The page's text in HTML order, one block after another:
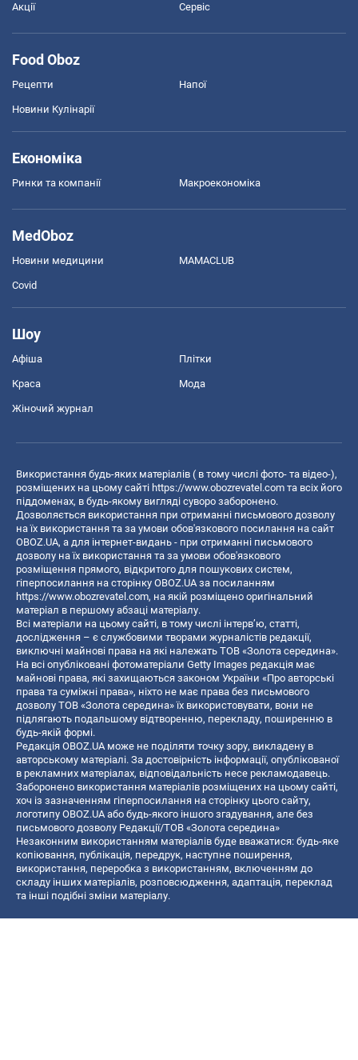
Акції Сервіс
Food Oboz
Рецепти Напої
Новини Кулінарії
Економіка
Ринки та компанії Макроекономіка
MedOboz
Новини медицини MAMACLUB
Covid
Шоу
Афіша Плітки
Краса Мода
Жіночий журнал
Використання будь-яких матеріалів ( в тому числі фото- та відео-),
розміщених на цьому сайті https://www.obozrevatel.com та всіх його
піддоменах, в будь-якому вигляді суворо заборонено.
Дозволяється використання при отриманні письмового дозволу
на їх використання та за умови обов'язкового посилання на сайт
OBOZ.UA, а для інтернет-видань - при отриманні письмового
дозволу на їх використання та за умови обов'язкового
розміщення прямого, відкритого для пошукових систем,
гіперпосилання на сторінку OBOZ.UA за посиланням
https://www.obozrevatel.com, на якій розміщено оригінальний
матеріал в першому абзаці матеріалу.
Всі матеріали на цьому сайті, в тому числі інтерв’ю, статті,
дослідження – є службовими творами журналістів редакції,
виключні майнові права на які належать ТОВ «Золота середина».
На всі опубліковані фотоматеріали Getty Images редакція має
майнові права, які захищаються законом України «Про авторські
права та суміжні права», ніхто не має права без письмового
дозволу ТОВ «Золота середина» їх використовувати, вони не
підлягають подальшому відтворенню, перекладу, поширенню в
будь-якій формі.
Редакція OBOZ.UA може не поділяти точку зору, викладену в
авторському матеріалі. За достовірність інформації, опублікованої
в рекламних матеріалах, відповідальність несе рекламодавець.
Заборонено використання матеріалів розміщених на цьому сайті,
хоч із зазначенням гіперпосилання на сторінку цього сайту,
логотипу OBOZ.UA або будь-якого іншого згадування, але без
письмового дозволу Редакції/ТОВ «Золота середина»
Незаконним використанням матеріалів буде вважатися: будь-яке
копiювання, публiкацiя, передрук, наступне поширення,
використання, переробка з використанням, включенням до
складу інших матеріалів, розповсюдження, адаптація, переклад
та інші подібні зміни матеріалу.